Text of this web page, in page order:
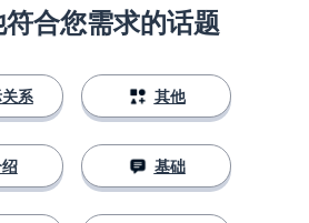
合您需求的话题
系 其他
基础